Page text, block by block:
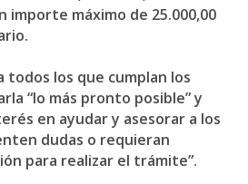
importe máximo de 25.000,00
todos los que cumplan los
“lo más pronto posible” y
en ayudar y asesorar a los
dudas o requieran
para realizar el trámite”.